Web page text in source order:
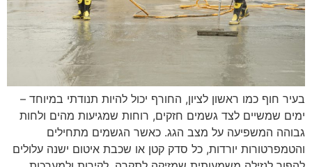
בעיר חוף כמו ראשון לציון, החורף יכול להיות תנודתי במיוחד –
ימים שמשיים לצד גשמים חזקים, רוחות שמגיעות מהים ולחות
גבוהה המשפיעה על מצב הגג. כאשר הגשמים מתחילים
והטמפרטורות יורדות, כל סדק קטן או שכבת איטום ישנה עלולים